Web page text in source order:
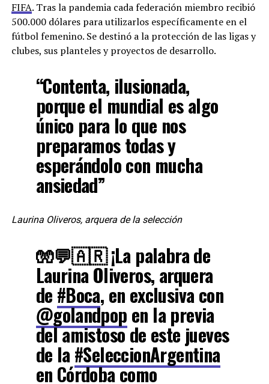
FIFA. Tras la pandemia cada federación miembro recibió
500.000 dólares para utilizarlos específicamente en el
fútbol femenino. Se destinó a la protección de las ligas y
clubes, sus planteles y proyectos de desarrollo.
“Contenta, ilusionada,
porque el mundial es algo
único para lo que nos
preparamos todas y
esperándolo con mucha
ansiedad”
Laurina Oliveros, arquera de la selección
🧤💬🇦🇷 ¡La palabra de
Laurina Oliveros, arquera
de #Boca, en exclusiva con
@golandpop en la previa
del amistoso de este jueves
de la#SeleccionArgentina
en Córdoba como